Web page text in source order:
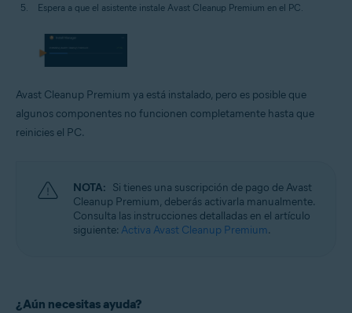
Espera a que el asistente instale Avast Cleanup Premium en el PC.
Avast Cleanup Premium ya está instalado, pero es posible que
algunos componentes no funcionen completamente hasta que
reinicies el PC.
NOTA: Si tienes una suscripción de pago de Avast
Cleanup Premium, deberás activarla manualmente.
Consulta las instrucciones detalladas en el artículo
siguiente: Activa Avast Cleanup Premium.
¿Aún necesitas ayuda?